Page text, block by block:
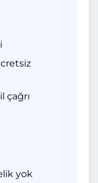
çağrı
yok